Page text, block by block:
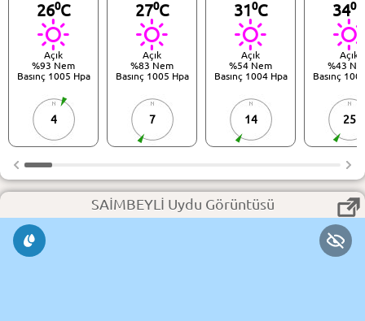
26⁰C
Açık
%93 Nem
Basınç 1005 Hpa
4
27⁰C
Açık
%83 Nem
Basınç 1005 Hpa
7
31⁰C
Açık
%54 Nem
Basınç 1004 Hpa
14
34⁰C
Açık
%43
Basınç
25
SAİMBEYLİ Uydu Görüntüsü